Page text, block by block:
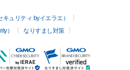
ュリティ byイエラエ）
）
なりすまし対策